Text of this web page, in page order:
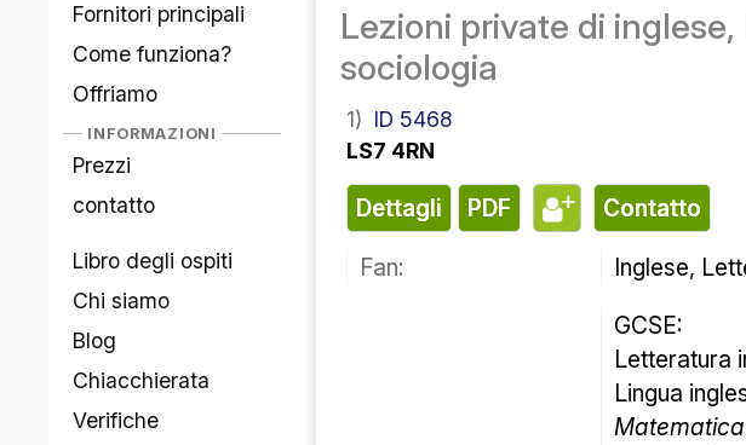
Fornitori principali
Come funziona?
Offriamo
INFORMAZIONI
Prezzi
contatto
Libro degli ospiti
Chi siamo
Blog
Chiacchierata
Verifiche
Lezioni private di
sociologia
1) ID 5468
LS7 4RN
Dettagli PDF contatto
Fan: Inglese,
GCSE:
Letteratura
Lingua